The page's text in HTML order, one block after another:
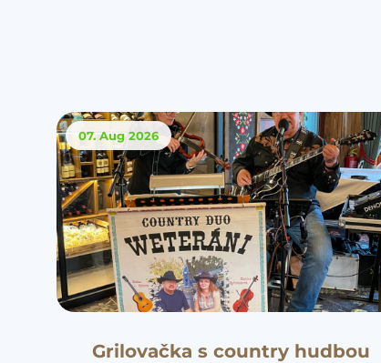
07. Aug 2026
Grilovačka s country hudbou